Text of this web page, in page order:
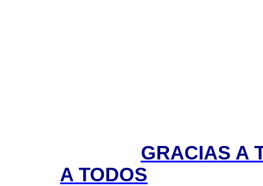
GRACIAS A
A TODOS